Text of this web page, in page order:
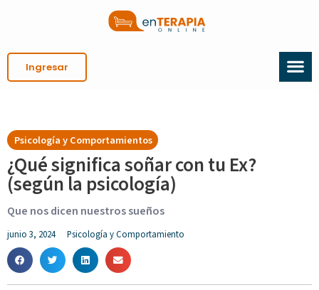
Ingresar
Psicología y Comportamientos
¿Qué significa soñar con tu Ex?
(según la psicología)
Que nos dicen nuestros sueños
junio 3, 2024 Psicología y Comportamiento